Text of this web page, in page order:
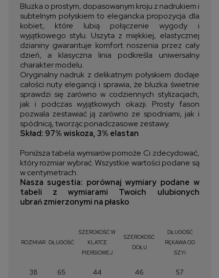
Bluzka o prostym, dopasowanym kroju z nadrukiem i
subtelnym połyskiem to elegancka propozycja dla
kobiet, które lubią połączenie wygody i
wyjątkowego stylu. Uszyta z miękkiej, elastycznej
dzianiny gwarantuje komfort noszenia przez cały
dzień, a klasyczna linia podkreśla uniwersalny
charakter modelu.
Oryginalny nadruk z delikatnym połyskiem dodaje
całości nuty elegancji i sprawia, że bluzka świetnie
sprawdzi się zarówno w codziennych stylizacjach,
jak i podczas wyjątkowych okazji. Prosty fason
pozwala zestawiać ją zarówno ze spodniami, jak i
spódnicą, tworząc ponadczasowe zestawy.
Skład: 97% wiskoza, 3% elastan
Poniższa tabela wymiarów pomoże Ci zdecydować,
który rozmiar wybrać. Wszystkie wartości podane są
w centymetrach.
Nasza sugestia: porównaj wymiary podane w
tabeli z wymiarami Twoich ulubionych
ubrań zmierzonymi na płasko
ROZMIAR DŁUGOŚĆ
SZEROKOŚĆ W
KLATCE
PIERSIOWEJ
SZEROKOŚĆ
DOŁU
DŁUGOŚĆ
RĘKAWA OD
SZYI
38 65 44 46
57